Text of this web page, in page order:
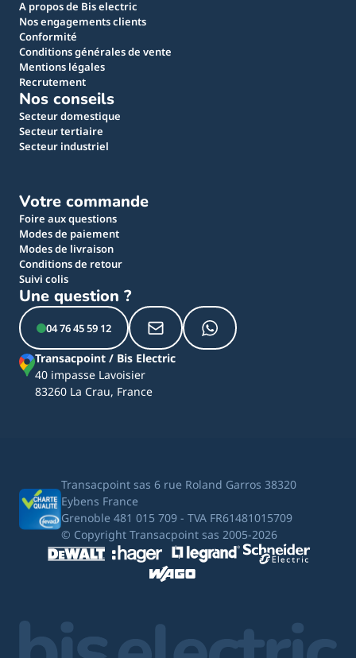
A propos de Bis electric
Nos engagements clients
Conformité
Conditions générales de vente
Mentions légales
Recrutement
Nos conseils
Secteur domestique
Secteur tertiaire
Secteur industriel
Votre commande
Foire aux questions
Modes de paiement
Modes de livraison
Conditions de retour
Suivi colis
Une question ?
04 76 45 59 12
Transacpoint / Bis Electric
40 impasse Lavoisier
83260 La Crau, France
Transacpoint sas 6 rue Roland Garros 38320
Eybens France
Grenoble 481 015 709 - TVA FR61481015709
© Copyright Transacpoint sas 2005-2026